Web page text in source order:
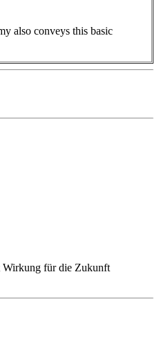
also conveys this basic
Wirkung für die Zukunft